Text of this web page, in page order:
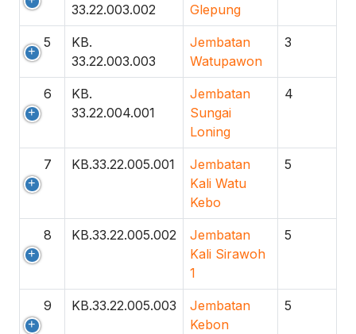
33.22.003.002
Glepung
5
KB.
33.22.003.003
Jembatan
Watupawon
3
6
KB.
33.22.004.001
Jembatan
Sungai
Loning
4
7 KB.33.22.005.001
Jembatan
Kali Watu
Kebo
5
8 KB.33.22.005.002
Jembatan
Kali Sirawoh
1
5
9 KB.33.22.005.003
Jembatan
Kebon
5